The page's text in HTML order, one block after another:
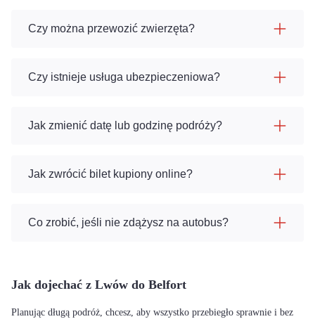
Czy można przewozić zwierzęta?
Czy istnieje usługa ubezpieczeniowa?
Jak zmienić datę lub godzinę podróży?
Jak zwrócić bilet kupiony online?
Co zrobić, jeśli nie zdążysz na autobus?
Jak dojechać z Lwów do Belfort
Planując długą podróż, chcesz, aby wszystko przebiegło sprawnie i bez